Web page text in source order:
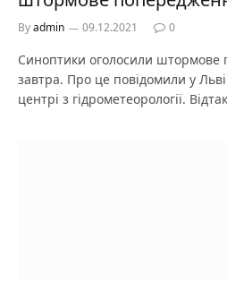
Byadmin 09.12.2021 0
Синоптики оголосили штормове
завтра. Про це повідомили у
центрі з гідрометеорології.